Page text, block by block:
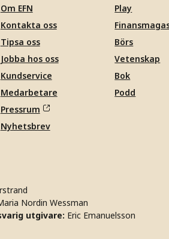
Om EFN
Kontakta oss
Tipsa oss
Jobba hos oss
Kundservice
Medarbetare
Pressrum
Nyhetsbrev
Play
Börs
Vetenskap
Bok
Podd
Nordin Wessman
utgivare: Eric Emanuelsson